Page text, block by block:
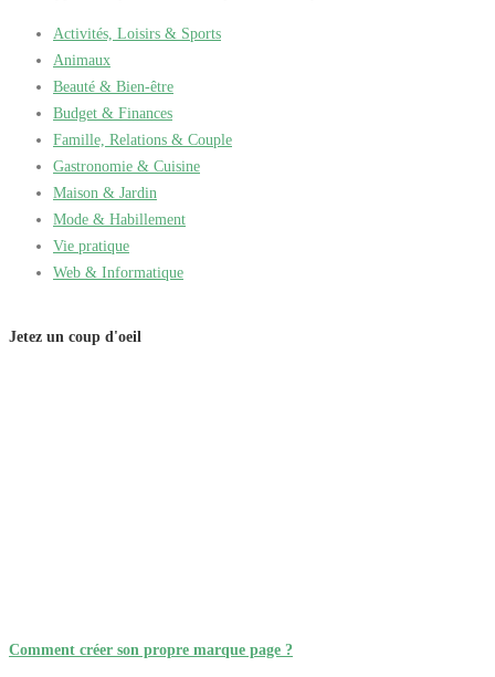
Activités, Loisirs & Sports
Animaux
Beauté & Bien-être
Budget & Finances
Famille, Relations & Couple
Gastronomie & Cuisine
Maison & Jardin
Mode & Habillement
Vie pratique
Web & Informatique
Jetez un coup d'oeil
Comment créer son propre marque page ?